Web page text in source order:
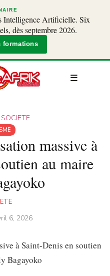
Artificielle. Six
dès septembre 2026.
formations
SOCIETE
massive à
au maire
6, 2026